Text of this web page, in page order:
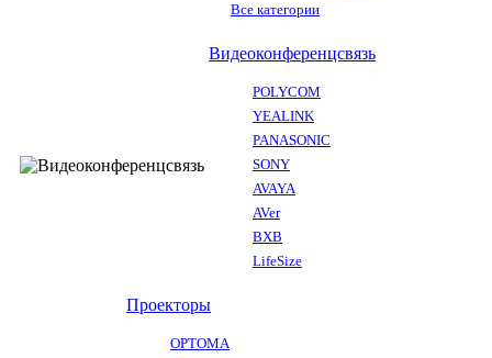
Все категории
Видеоконференцсвязь
POLYCOM
YEALINK
PANASONIC
SONY
AVAYA
AVer
BXB
LifeSize
Проекторы
OPTOMA